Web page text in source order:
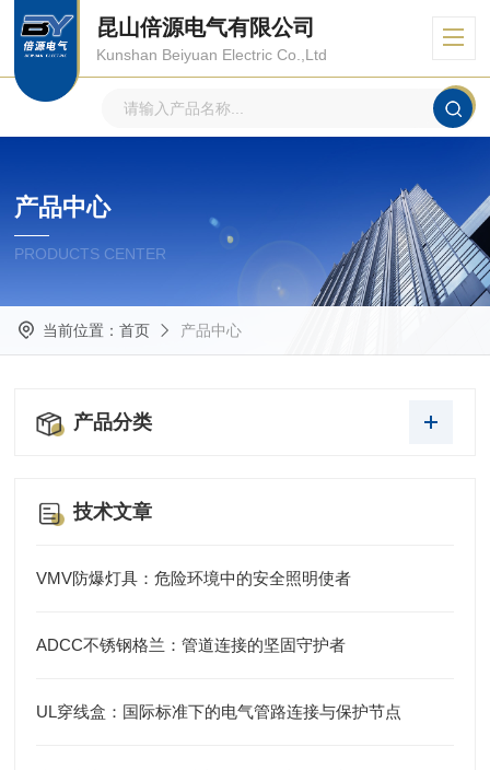
昆山倍源电气有限公司
Kunshan Beiyuan Electric Co.,Ltd
产品中心
PRODUCTS CENTER
当前位置： 首页 产品中心
产品分类
技术文章
VMV防爆灯具：危险环境中的安全照明使者
ADCC不锈钢格兰：管道连接的坚固守护者
UL穿线盒：国际标准下的电气管路连接与保护节点